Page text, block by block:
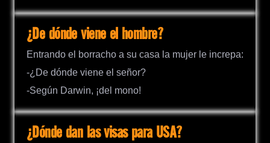
¿De dónde viene el hombre?
Entrando el borracho a su casa la mujer le increpa:
-¿De dónde viene el señor?
-Según Darwin, ¡del mono!
¿Dónde dan las visas para USA?